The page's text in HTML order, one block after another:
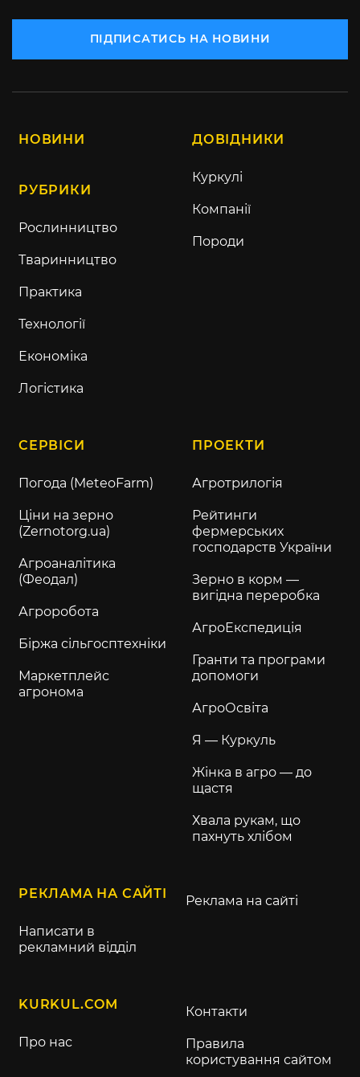
ПІДПИСАТИСЬ НА НОВИНИ
НОВИНИ
РУБРИКИ
Рослинництво
Тваринництво
Практика
Технології
Економіка
Логістика
ДОВІДНИКИ
Куркулі
Компанії
Породи
СЕРВІСИ
Погода (MeteoFarm)
Ціни на зерно
(Zernotorg.ua)
Агроаналітика
(Феодал)
Агроробота
Біржа сільгосптехніки
Маркетплейс
агронома
ПРОЕКТИ
Агротрилогія
Рейтинги
фермерських
господарств України
Зерно в корм —
вигідна переробка
АгроЕкспедиція
Гранти та програми
допомоги
АгроОсвіта
Я — Куркуль
Жінка в агро — до
щастя
Хвала рукам, що
пахнуть хлібом
РЕКЛАМА НА САЙТІ
Написати в
рекламний відділ
Реклама на сайті
KURKUL.COM
Про нас
Контакти
Правила
користування сайтом